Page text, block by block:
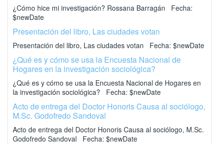
¿Cómo hice mi investigación? Rossana Barragán Fecha:
$newDate
Presentación del libro, Las ciudades votan
Presentación del libro, Las ciudades votan Fecha: $newDate
¿Qué es y cómo se usa la Encuesta Nacional de
Hogares en la investigación sociológica?
¿Qué es y cómo se usa la Encuesta Nacional de Hogares en
la investigación sociológica? Fecha: $newDate
Acto de entrega del Doctor Honoris Causa al sociólogo,
M.Sc. Godofredo Sandoval
Acto de entrega del Doctor Honoris Causa al sociólogo, M.Sc.
Godofredo Sandoval Fecha: $newDate